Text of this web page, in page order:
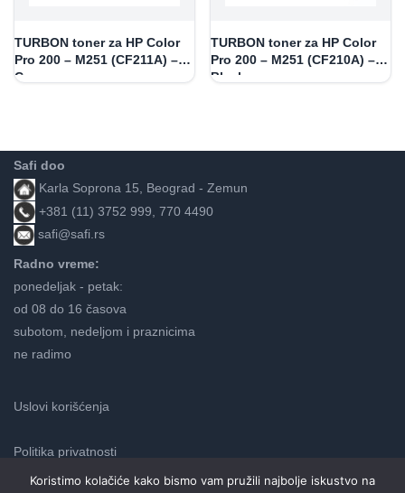
TURBON toner za HP Color
Pro 200 – M251 (CF211A) –
Cyan
TURBON toner za HP Color
Pro 200 – M251 (CF210A) –
Black
Safi doo
Karla Soprona 15, Beograd - Zemun
+381 (11) 3752 999, 770 4490
safi@safi.rs
Radno vreme:
ponedeljak - petak:
od 08 do 16 časova
subotom, nedeljom i praznicima
ne radimo
Uslovi korišćenja
Politika privatnosti
Koristimo kolačiće kako bismo vam pružili najbolje iskustvo na